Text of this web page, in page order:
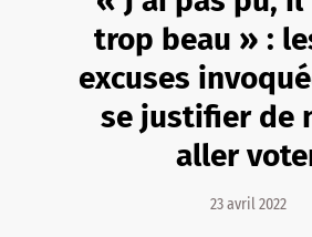
trop beau » :
excuses
se justifier de
aller
23 avril 2022